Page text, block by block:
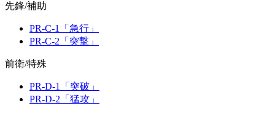
先鋒/補助
PR-C-1「急行」
PR-C-2「突撃」
前衛/特殊
PR-D-1「突破」
PR-D-2「猛攻」